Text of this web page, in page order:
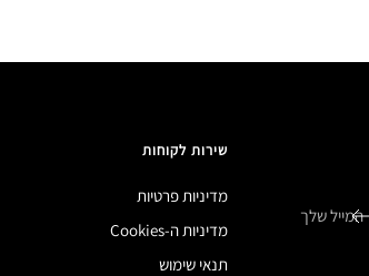
המייל שלך
שירות לקוחות
מדיניות פרטיות
מדיניות ה-Cookies
תנאי שימוש